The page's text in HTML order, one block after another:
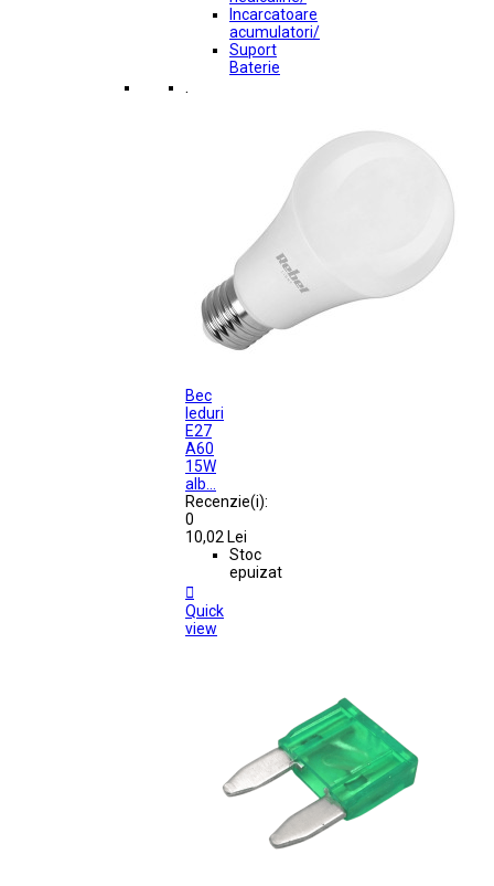
Incarcatoare
acumulatori/
Suport
Baterie
.
Bec
leduri
E27
A60
15W
alb...
Recenzie(i):
0
10,02 Lei
Stoc
epuizat

Quick
view